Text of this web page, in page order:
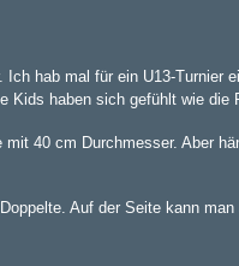
hab mal für ein U13-Turnier
Kids haben sich gefühlt wie die
40 cm Durchmesser. Aber
Auf der Seite kann man